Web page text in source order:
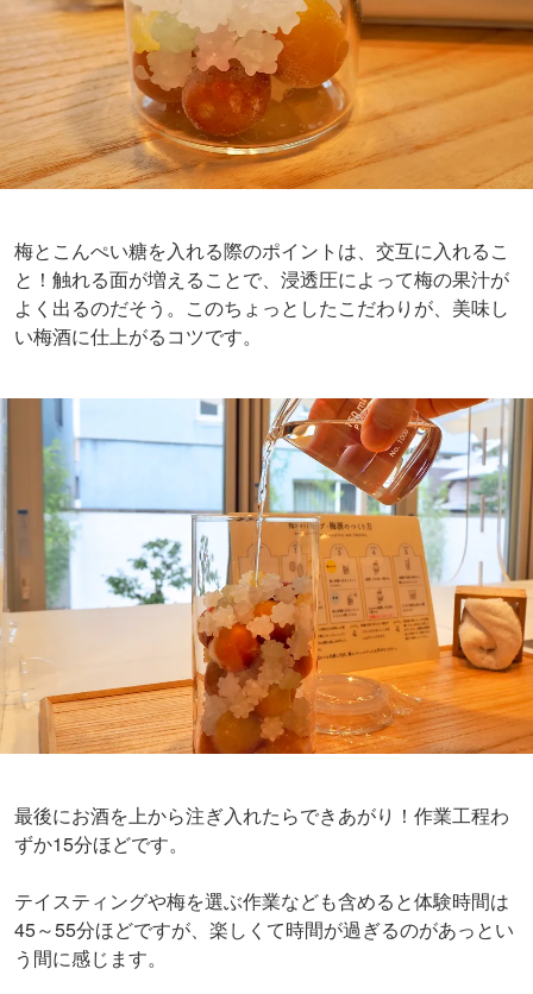
梅とこんぺい糖を入れる際のポイントは、交互に入れるこ
と！触れる面が増えることで、浸透圧によって梅の果汁が
よく出るのだそう。このちょっとしたこだわりが、美味し
い梅酒に仕上がるコツです。
最後にお酒を上から注ぎ入れたらできあがり！作業工程わ
ずか15分ほどです。
テイスティングや梅を選ぶ作業なども含めると体験時間は
45～55分ほどですが、楽しくて時間が過ぎるのがあっとい
う間に感じます。